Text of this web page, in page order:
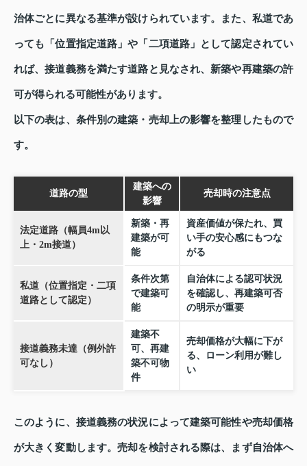
治体ごとに異なる基準が設けられています。また、私道であ
っても「位置指定道路」や「二項道路」として認定されてい
れば、接道義務を満たす道路と見なされ、新築や再建築の許
可が得られる可能性があります。
以下の表は、条件別の建築・売却上の影響を整理したもので
す。
道路の型
建築への
影響
売却時の注意点
法定道路（幅員4m以
上・2m接道）
新築・再
建築が可
能
資産価値が保たれ、買
い手の安心感にもつな
がる
私道（位置指定・二項
道路として認定）
条件次第
で建築可
能
自治体による認可状況
を確認し、再建築可否
の明示が重要
接道義務未達（例外許
可なし）
建築不
可、再建
築不可物
件
売却価格が大幅に下が
る、ローン利用が難し
い
このように、接道義務の状況によって建築可能性や売却価格
が大きく変動します。売却を検討される際は、まず自治体へ